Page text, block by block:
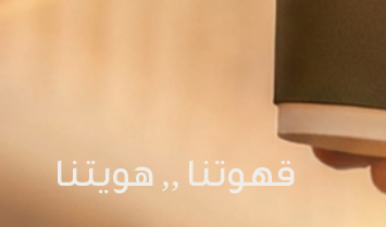
قهوتنا ,, هويتنا